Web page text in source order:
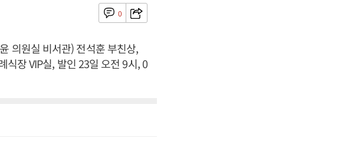
0
의원실 비서관) 전석훈 부친상,
식장 VIP실, 발인 23일 오전 9시, 0